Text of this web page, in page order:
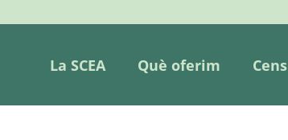
La SCEA Què oferim Cens